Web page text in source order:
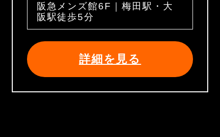
阪急メンズ館6F｜梅田駅・大
阪駅徒歩5分
詳細を見る